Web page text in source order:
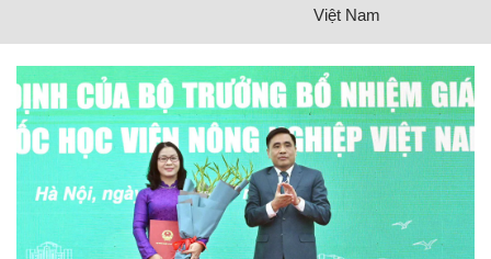
Việt Nam